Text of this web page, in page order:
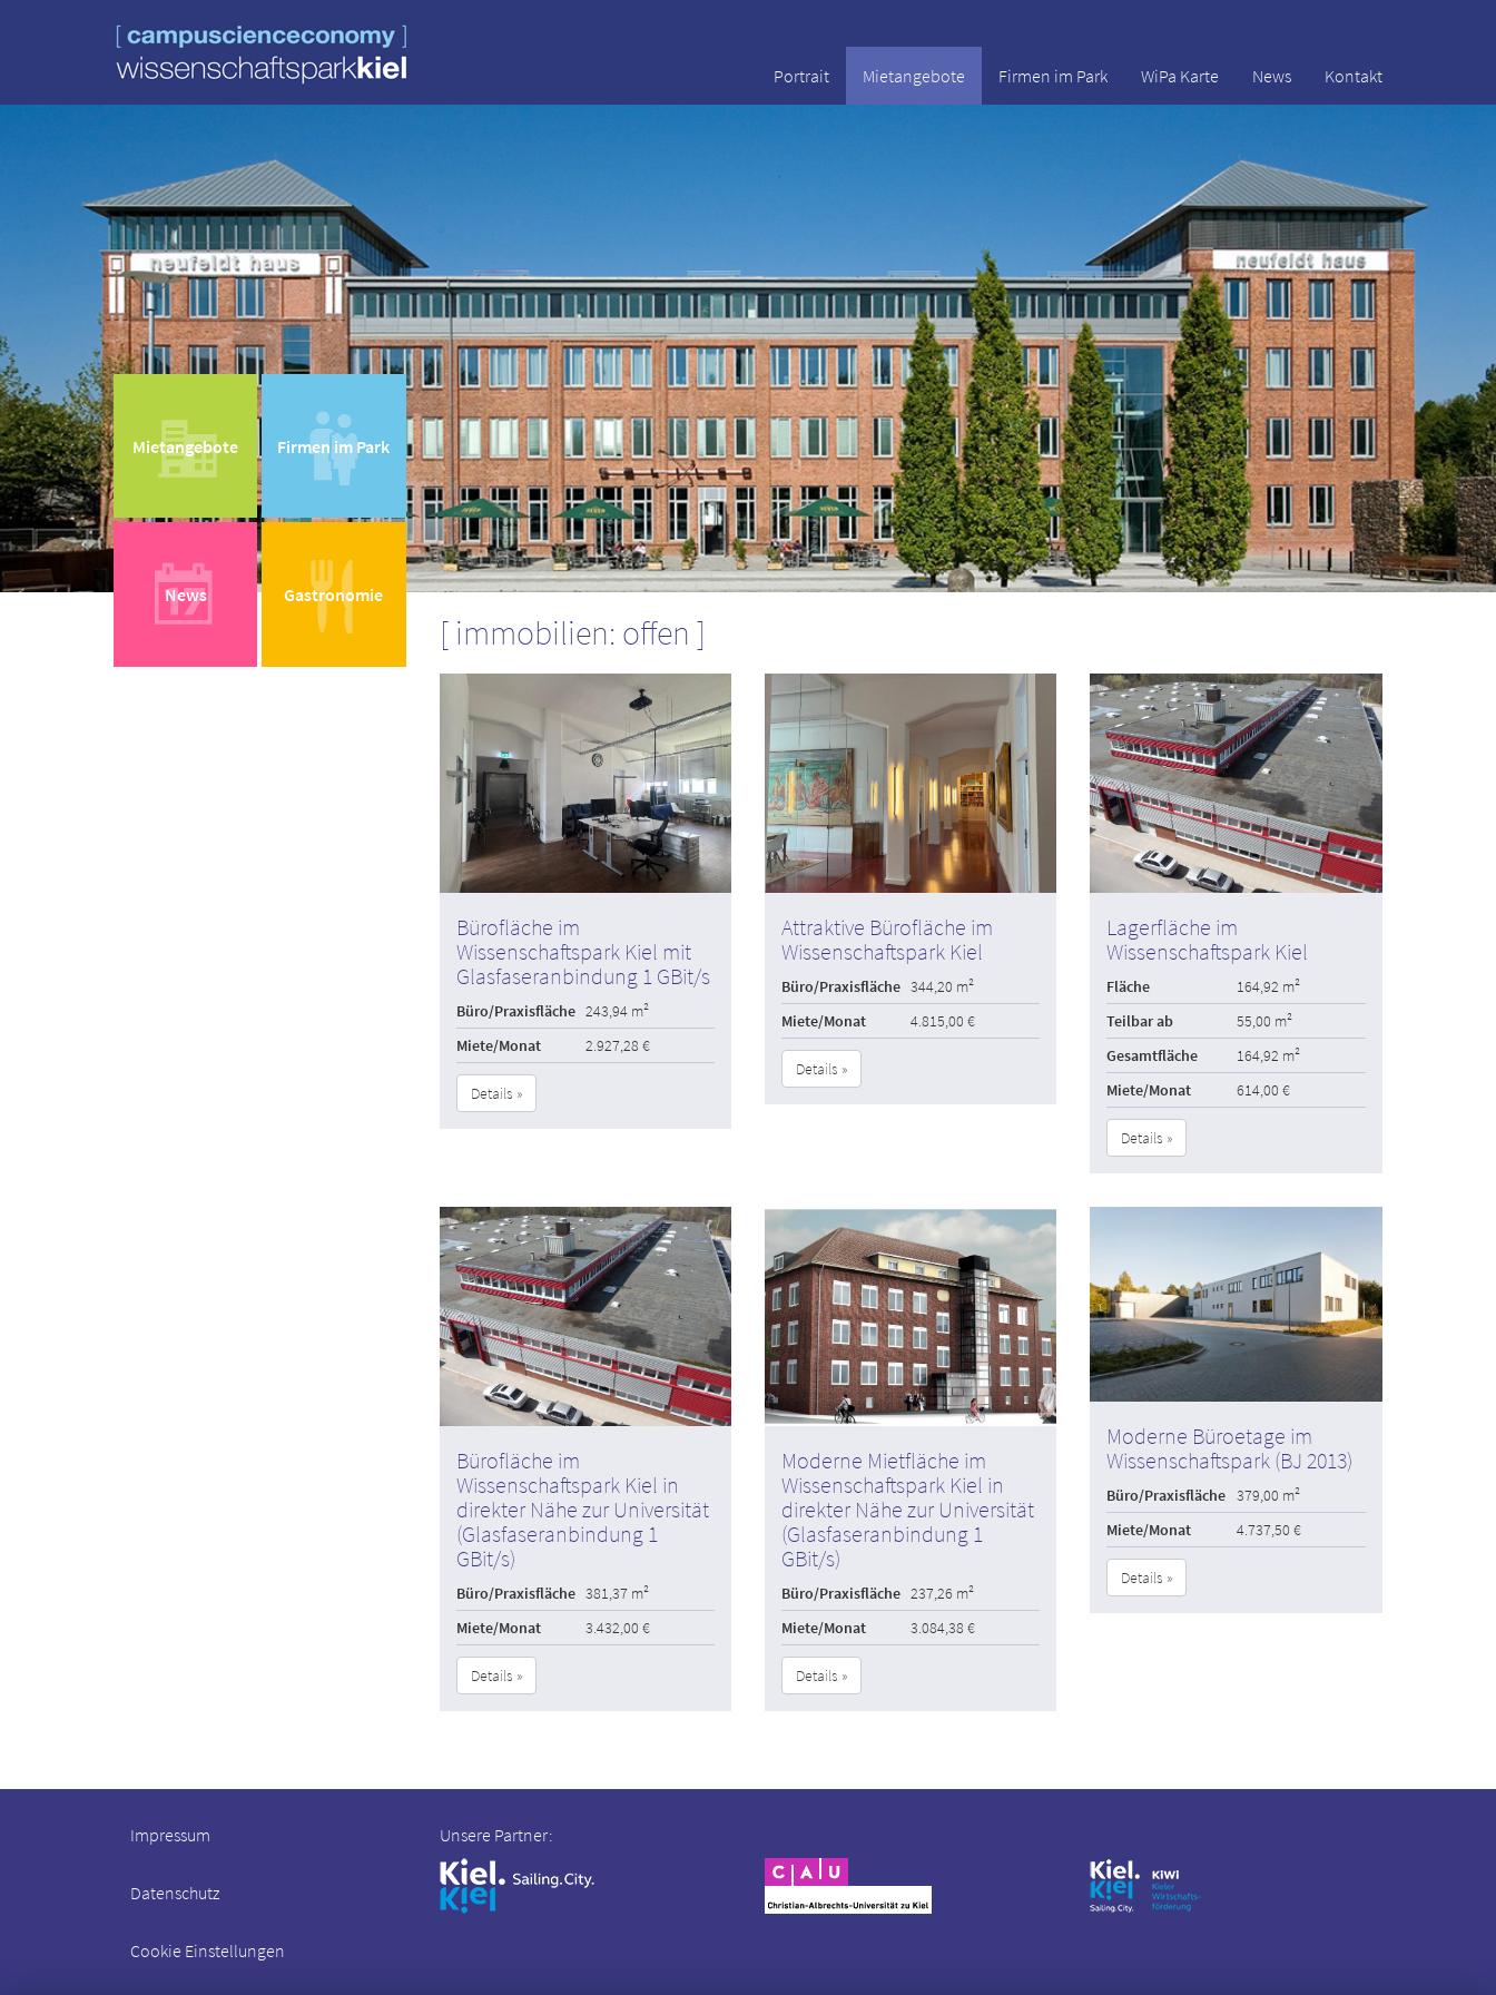
Portrait Mietangebote Firmen im Park WiPa Karte News Kontakt
Mietangebote Firmen im Park
News Gastronomie
immobilien: offen
Bürofläche im
Wissenschaftspark Kiel mit
Glasfaseranbindung 1 GBit/s
Büro/Praxisfläche 243,94 m²
Miete/Monat
2.927,28 €
Details »
Attraktive Bürofläche im
Wissenschaftspark Kiel
Büro/Praxisfläche 344,20 m²
Miete/Monat
4.815,00 €
Details »
Lagerfläche im
Wissenschaftspark Kiel
Fläche
164,92 m²
Teilbar ab
55,00 m²
Gesamtfläche
164,92 m²
Miete/Monat
614,00 €
Details »
Bürofläche im
Wissenschaftspark Kiel in
direkter Nähe zur Universität
(Glasfaseranbindung 1
GBit/s)
Büro/Praxisfläche 381,37 m²
Miete/Monat
3.432,00 €
Details »
Moderne Mietfläche im
Wissenschaftspark Kiel in
direkter Nähe zur Universität
(Glasfaseranbindung 1
GBit/s)
Büro/Praxisfläche 237,26 m²
Miete/Monat
3.084,38 €
Details »
Moderne Büroetage im
Wissenschaftspark (BJ 2013)
Büro/Praxisfläche 379,00 m²
Miete/Monat
4.737,50 €
Details »
Impressum
Datenschutz
Cookie Einstellungen
Unsere Partner: